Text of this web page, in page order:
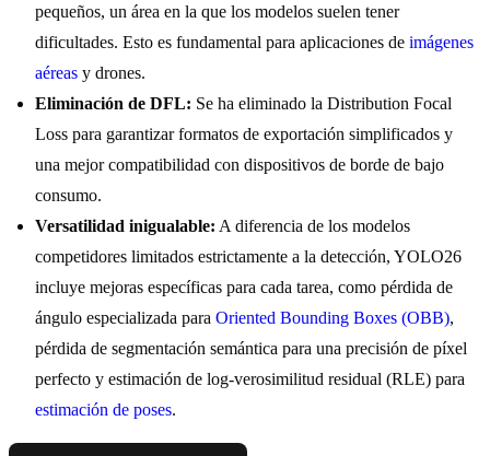
pequeños, un área en la que los modelos suelen tener
dificultades. Esto es fundamental para aplicaciones de imágenes
aéreas y drones.
Eliminación de DFL: Se ha eliminado la Distribution Focal
Loss para garantizar formatos de exportación simplificados y
una mejor compatibilidad con dispositivos de borde de bajo
consumo.
Versatilidad inigualable: A diferencia de los modelos
competidores limitados estrictamente a la detección, YOLO26
incluye mejoras específicas para cada tarea, como pérdida de
ángulo especializada para Oriented Bounding Boxes (OBB),
pérdida de segmentación semántica para una precisión de píxel
perfecto y estimación de log-verosimilitud residual (RLE) para
estimación de poses.